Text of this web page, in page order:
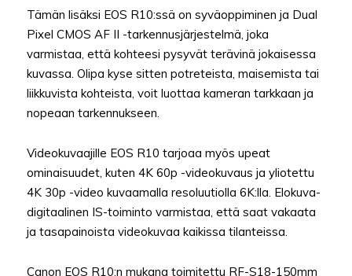
Tämän lisäksi EOS R10:ssä on syväoppiminen ja Dual
Pixel CMOS AF II -tarkennusjärjestelmä, joka
varmistaa, että kohteesi pysyvät terävinä jokaisessa
kuvassa. Olipa kyse sitten potreteista, maisemista tai
liikkuvista kohteista, voit luottaa kameran tarkkaan ja
nopeaan tarkennukseen.
Videokuvaajille EOS R10 tarjoaa myös upeat
ominaisuudet, kuten 4K 60p -videokuvaus ja yliotettu
4K 30p -video kuvaamalla resoluutiolla 6K:lla. Elokuva-
digitaalinen IS-toiminto varmistaa, että saat vakaata
ja tasapainoista videokuvaa kaikissa tilanteissa.
Canon EOS R10:n mukana toimitettu RF-S18-150mm